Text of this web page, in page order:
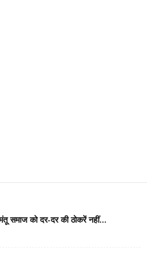
समाज को दर-दर की ठोकरें नहीं...